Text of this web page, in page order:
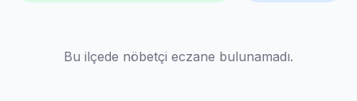
Bu ilçede nöbetçi eczane bulunamadı.